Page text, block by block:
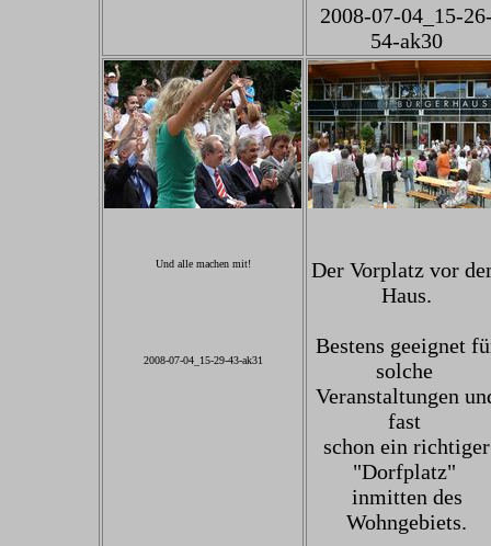
2008-07-04_15-
54-ak30
Und alle machen mit!
2008-07-04_15-29-43-ak31
Der Vorplatz vor
Haus.
Bestens geeignet
solche
Veranstaltungen
fast
schon ein richtiger
"Dorfplatz"
inmitten des
Wohngebiets.